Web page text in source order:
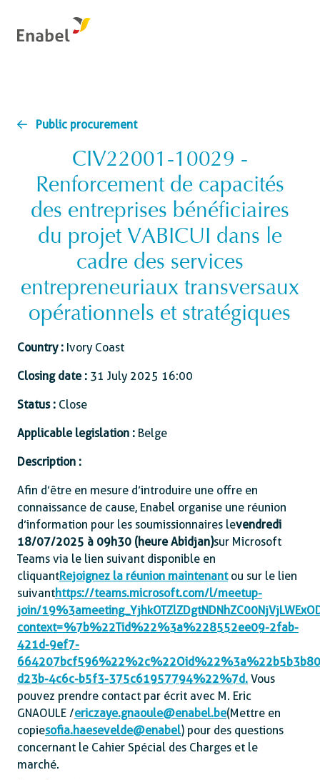
Public procurement
CIV22001-10029 -
Renforcement de capacités
des entreprises bénéficiaires
du projet VABICUI dans le
cadre des services
entrepreneuriaux transversaux
opérationnels et stratégiques
Country : Ivory Coast
Closing date : 31 July 2025 16:00
Status : Close
Applicable legislation : Belge
Description :
Afin d’être en mesure d’introduire une offre en
connaissance de cause, Enabel organise une réunion
d’information pour les soumissionnaires levendredi
18/07/2025 à 09h30 (heure Abidjan)sur Microsoft
Teams via le lien suivant disponible en
cliquantRejoignez la réunion maintenantou sur le lien
suivanthttps://teams.microsoft.com/l/meetup-
join/
context=%7b%22Tid%22%3a%228552ee09-2fab-
421d-9ef7-
d23b-4c6c-b5f3-375c61957794%22%7d. Vous
pouvez prendre contact par écrit avec M. Eric
GNAOULE /ericzaye.gnaoule@enabel.be(Mettre en
copiesofia.haesevelde@enabel) pour des questions
concernant le Cahier Spécial des Charges et le
marché.